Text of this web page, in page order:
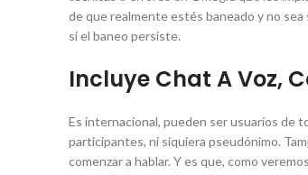
de ​que​ realmente estés baneado y no
si el baneo persiste.
Incluye Chat A Voz,
Es internacional, pueden ser usuarios de
participantes, ni siquiera pseudónimo.
comenzar a hablar. Y es que, como